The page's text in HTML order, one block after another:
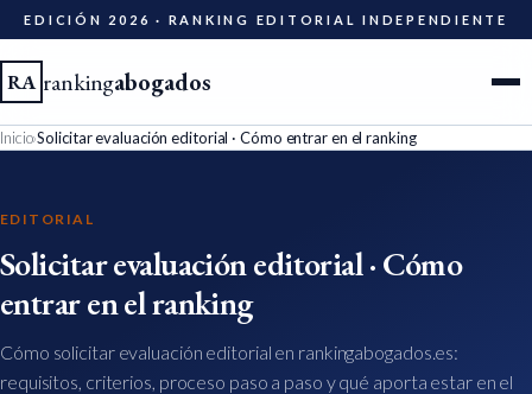
EDICIÓN 2026 · RANKING EDITORIAL INDEPENDIENTE
RA rankingabogados
Ciudades
Especialidades
Diccionario
Metodología
Inicio›Solicitar evaluación editorial · Cómo entrar en el ranking
EDITORIAL
Solicitar evaluación editorial · Cómo
entrar en el ranking
Cómo solicitar evaluación editorial en rankingabogados.es:
requisitos, criterios, proceso paso a paso y qué aporta estar en el